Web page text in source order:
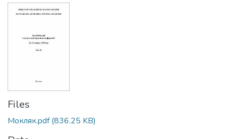
Files
Мокляк.pdf(836.25 KB)